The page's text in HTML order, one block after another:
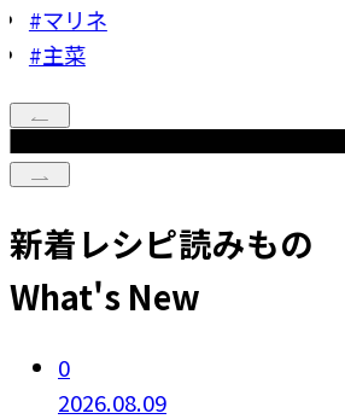
新着レシピ読みもの
What's New
0
2026.08.09